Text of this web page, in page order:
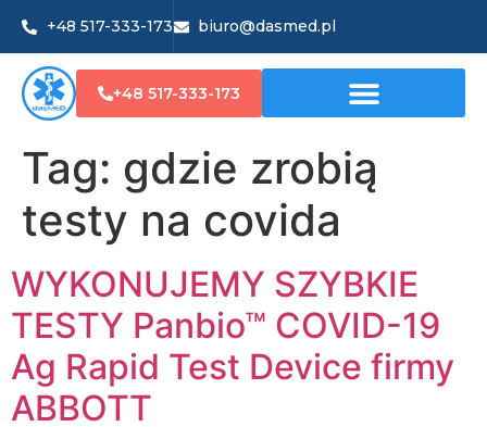
+48 517-333-173 biuro@dasmed.pl
+48 517-333-173
Tag: gdzie zrobią
testy na covida
WYKONUJEMY SZYBKIE
TESTY Panbio™ COVID-19
Ag Rapid Test Device firmy
ABBOTT